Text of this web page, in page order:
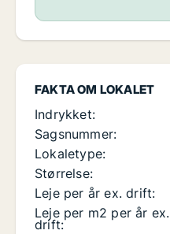
FAKTA OM LOKALET
Indrykket:
Sagsnummer:
Lokaletype:
Størrelse:
Leje per år ex. drift:
Leje per m2 per år ex.
drift: